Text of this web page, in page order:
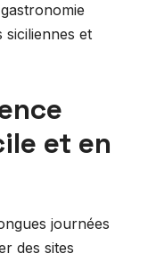
siciliennes et
et en
journées
des sites